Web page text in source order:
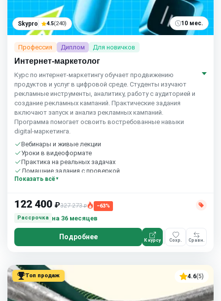
Skypro 4.5(240) 10 мес.
Профессия Диплом Для новичков
Интернет-маркетолог
Курс по интернет‑маркетингу обучает продвижению
продуктов и услуг в цифровой среде. Студенты изучают
рекламные инструменты, аналитику, работу с аудиторией и
создание рекламных кампаний. Практические задания
включают запуск и анализ рекламных кампаний.
Программа помогает освоить востребованные навыки
digital‑маркетинга.
Вебинары и живые лекции
Уроки в видеоформате
Практика на реальных задачах
Домашние задания с проверкой
Сообщество студентов
Показать всё
122 400 ₽327 273₽
−63%
Рассрочка
на 36 месяцев
Подробнее К курсу Сохр. Сравн.
Топ продаж 4.6(5)